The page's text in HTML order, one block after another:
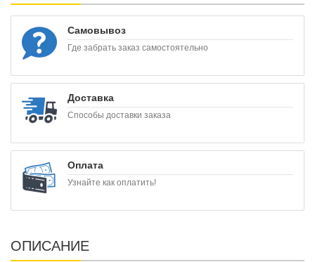
Самовывоз
Где забрать заказ самостоятельно
Доставка
Способы доставки заказа
Оплата
Узнайте как оплатить!
ОПИСАНИЕ